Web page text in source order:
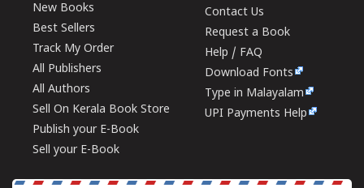
New Books
Best Sellers
Track My Order
All Publishers
All Authors
Sell On Kerala Book Store
Publish your E-Book
Sell your E-Book
Contact Us
Request a Book
Help / FAQ
Download Fonts
Type in Malayalam
UPI Payments Help